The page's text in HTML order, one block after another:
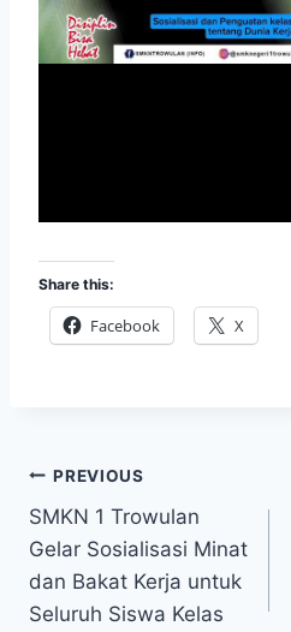
Share this:
Facebook X
Post
navigation
PREVIOUS
SMKN 1 Trowulan
Gelar Sosialisasi Minat
dan Bakat Kerja untuk
Seluruh Siswa Kelas